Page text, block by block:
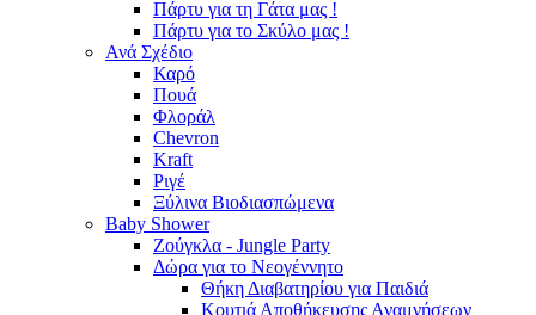
Πάρτυ για τη Γάτα μας !
Πάρτυ για το Σκύλο μας !
Ανά Σχέδιο
Καρό
Πουά
Φλοράλ
Chevron
Kraft
Ριγέ
Ξύλινα Βιοδιασπώμενα
Baby Shower
Ζούγκλα - Jungle Party
Δώρα για το Νεογέννητο
Θήκη Διαβατηρίου για Παιδιά
Κουτιά Αποθήκευσης Αναμνήσεων